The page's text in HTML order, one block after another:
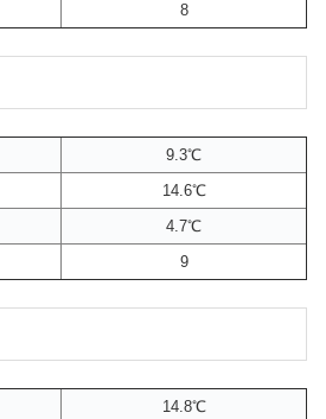
8
9.3℃
14.6℃
4.7℃
9
14.8℃